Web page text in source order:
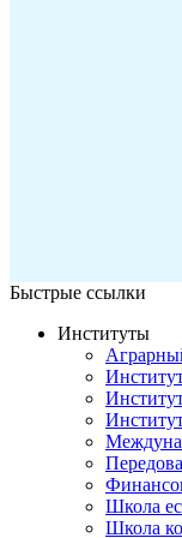
Быстрые ссылки
Институты
Школа
Школа